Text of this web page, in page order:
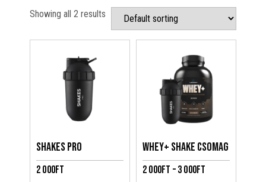
Showing all 2 results
SHAKES PRO
2 000Ft
WHEY+ SHAKE CSOMAG
2 000Ft –3 000Ft